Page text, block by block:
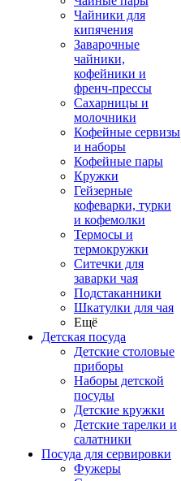
Чайники для
кипячения
Заварочные
чайники,
кофейники и
френч-прессы
Сахарницы и
молочники
Кофейные сервизы
и наборы
Кофейные пары
Кружки
Гейзерные
кофеварки, турки
и кофемолки
Термосы и
термокружки
Ситечки для
заварки чая
Подстаканники
Шкатулки для чая
Ещё
Детская посуда
Детские столовые
приборы
Наборы детской
посуды
Детские кружки
Детские тарелки и
салатники
Посуда для сервировки
Фужеры